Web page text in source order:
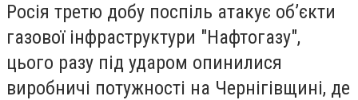
Росія третю добу поспіль атакує об’єкти
газової інфраструктури "Нафтогазу",
цього разу під ударом опинилися
виробничі потужності на Чернігівщині, де